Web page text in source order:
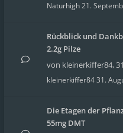
Naturhigh21.
Rückblick und
2.2g Pilze
von kleinerkiffer84,
kleinerkiffer8431.
Die Etagen der
55mg DMT